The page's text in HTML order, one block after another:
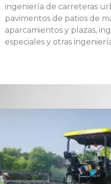
ingeniería de carreteras
pavimentos de patios de
aparcamientos y plazas,
especiales y otras